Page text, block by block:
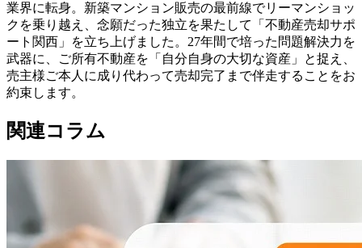
業界に転身。新築マンション販売の最前線でリーマンショッ
クを乗り越え、念願だった独立を果たして「不動産売却サポ
ート関西」を立ち上げました。27年間で培った問題解決力を
武器に、ご所有不動産を「自分自身の大切な資産」と捉え、
売主様ご本人に成り代わって売却完了まで伴走することをお
約束します。
関連コラム